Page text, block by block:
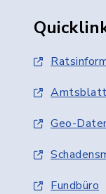
Amtsblatt
Geo-
Fundbüro